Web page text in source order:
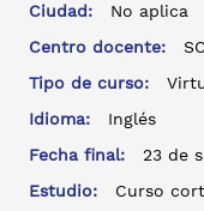
Ciudad:
No aplica
Centro docente:
Tipo de curso:
Idioma:
Inglés
Fecha final:
23 de
Estudio:
Curso